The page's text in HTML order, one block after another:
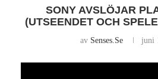
SONY AVSLÖJAR
(UTSEENDET OCH
av Senses.se juni